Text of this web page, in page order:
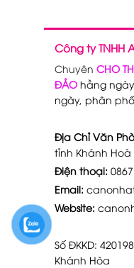
Công ty TNHH
Chuyên CHO
ĐẢO hằng
ngày, phân
Địa Chỉ Văn
tỉnh Khánh Hoà
Điện thoại:
Email:
Website:
Số ĐKKD:
Khánh Hòa